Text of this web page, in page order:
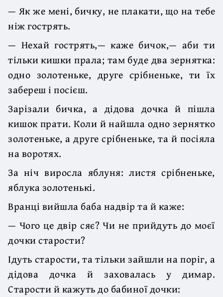
— Як же мені, бичку, не плакати, що на тебе
ніж гострять.
— Нехай гострять,— каже бичок,— аби ти
тільки кишки прала; там буде два зернятка:
одно золотеньке, друге срібненьке, ти їх
забереш і посієш.
Зарізали бичка, а дідова дочка й пішла
кишок прати. Коли й найшла одно зернятко
золотеньке, а друге срібненьке, та й посіяла
на воротях.
За ніч виросла яблуня: листя срібненьке,
яблука золотенькі.
Вранці вийшла баба надвір та й каже:
— Чого це двір сяє? Чи не прийдуть до моєї
дочки старости?
Ідуть старости, та тільки зайшли на поріг, а
дідова дочка й заховалась у димар.
Старости й кажуть до бабиної дочки: